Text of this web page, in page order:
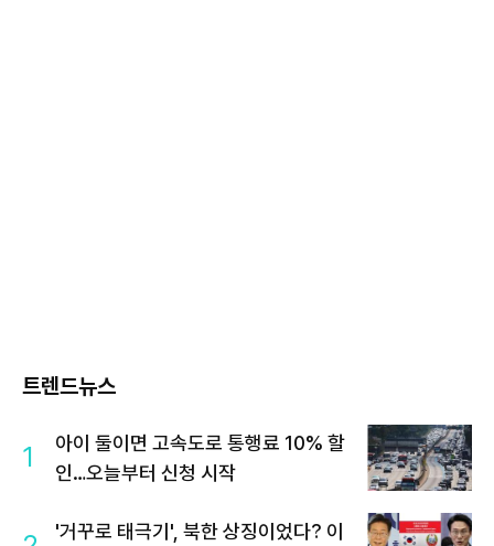
트렌드뉴스
1
아이 둘이면 고속도로 통행료 10% 할
인…오늘부터 신청 시작
'거꾸로 태극기', 북한 상징이었다? 이